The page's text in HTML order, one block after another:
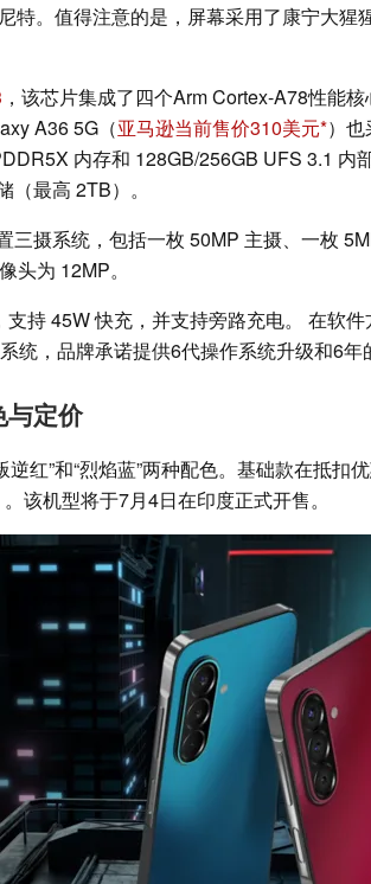
特。值得注意的是，屏幕采用了康宁大猩
，该芯片集成了四个Arm Cortex-A78性能
A36 5G（亚马逊当前售价310美元 ）也
内存和 128GB/256GB UFS 3.1 内
最高 2TB）。
三摄系统，包括一枚 50MP 主摄、一枚
头为 12MP。
持 45W 快充，并支持旁路充电。 在软
统，品牌承诺提供6代操作系统升级和6年
定价
红”和“烈焰蓝”两种配色。基础款在抵扣
该机型将于7月4日在印度正式开售。